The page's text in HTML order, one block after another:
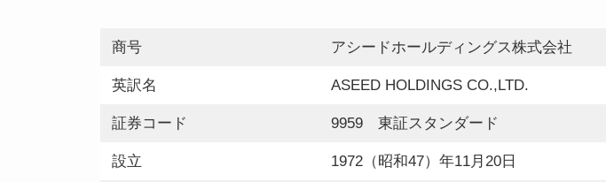
商号 アシードホールディングス株式会社
英訳名 ASEED HOLDINGS CO.,LTD.
証券コード 9959 東証スタンダード
設立 1972（昭和47）年11月20日